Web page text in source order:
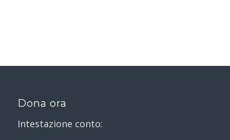
Dona ora
Intestazione conto: